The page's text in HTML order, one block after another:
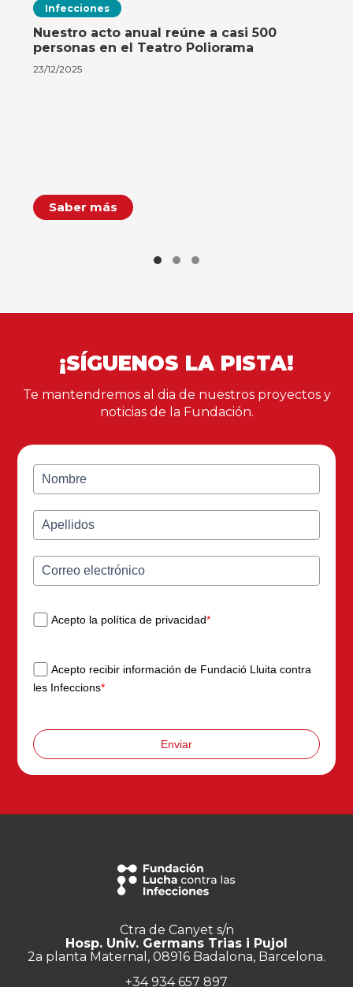
Infecciones
Nuestro acto anual reúne a casi 500
personas en el Teatro Poliorama
23/12/2025
Saber más
¡SÍGUENOS LA PISTA!
Te mantendremos al dia de nuestros proyectos y
noticias de la Fundación.
Acepto la política de privacidad*
Acepto recibir información de Fundació Lluita contra
les Infeccions*
Enviar
Ctra de Canyet s/n
Hosp. Univ. Germans Trias i Pujol
2a planta Maternal, 08916 Badalona, Barcelona.
+34 934 657 897